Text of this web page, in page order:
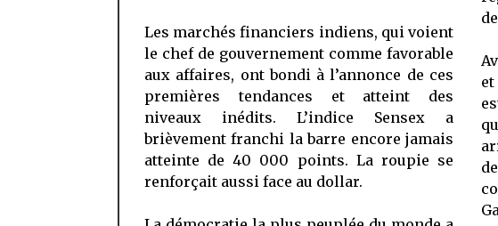
Les marchés financiers indiens, qui voient
le chef de gouvernement comme favorable
aux affaires, ont bondi à l’annonce de ces
premières tendances et atteint des
niveaux inédits. L’indice Sensex a
brièvement franchi la barre encore jamais
atteinte de 40 000 points. La roupie se
renforçait aussi face au dollar.